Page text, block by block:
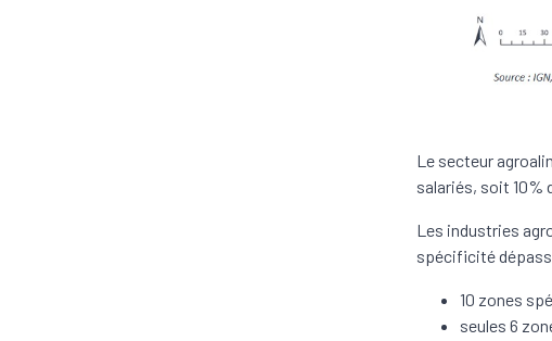
Le secteur
salariés, soit 10%
Les industries
spécificité
10 zones
seules 6